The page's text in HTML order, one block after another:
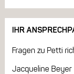
IHR
Fragen zu Petti
Jacqueline Beyer